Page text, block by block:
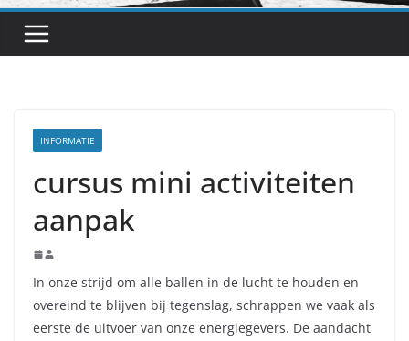
INFORMATIE
cursus mini activiteiten
aanpak
In onze strijd om alle ballen in de lucht te houden en
overeind te blijven bij tegenslag, schrappen we vaak als
eerste de uitvoer van onze energiegevers. De aandacht